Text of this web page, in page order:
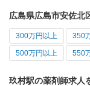
広島県広島市安佐北
300万円以上 350
500万円以上 550
玖村駅の薬剤師求人